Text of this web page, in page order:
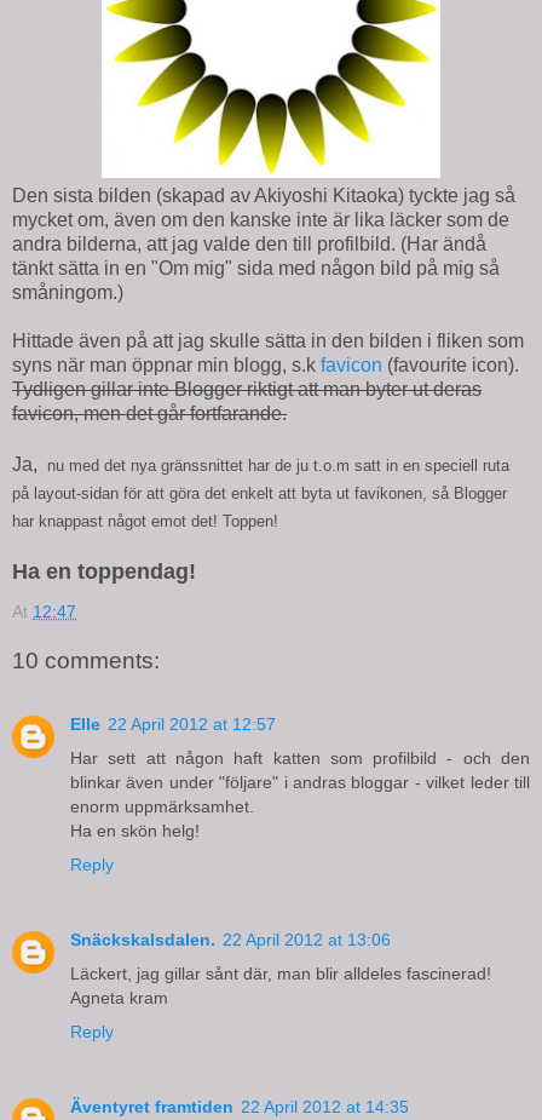
Den sista bilden (skapad av Akiyoshi Kitaoka) tyckte jag så
mycket om, även om den kanske inte är lika läcker som de
andra bilderna, att jag valde den till profilbild. (Har ändå
tänkt sätta in en "Om mig" sida med någon bild på mig så
småningom.)
Hittade även på att jag skulle sätta in den bilden i fliken som
syns när man öppnar min blogg, s.k favicon (favourite icon).
Tydligen gillar inte Blogger riktigt att man byter ut deras
favicon, men det går fortfarande.
Ja,
nu med det nya gränssnittet har de ju t.o.m satt in en speciell ruta
på layout-sidan för att göra det enkelt att byta ut favikonen, så Blogger
har knappast något emot det! Toppen!
Ha en toppendag!
At 12:47
10 comments:
Elle 22 April 2012 at 12:57
Har sett att någon haft katten som profilbild - och den
blinkar även under "följare" i andras bloggar - vilket leder till
enorm uppmärksamhet.
Ha en skön helg!
Reply
Snäckskalsdalen. 22 April 2012 at 13:06
Läckert, jag gillar sånt där, man blir alldeles fascinerad!
Agneta kram
Reply
Äventyret framtiden 22 April 2012 at 14:35